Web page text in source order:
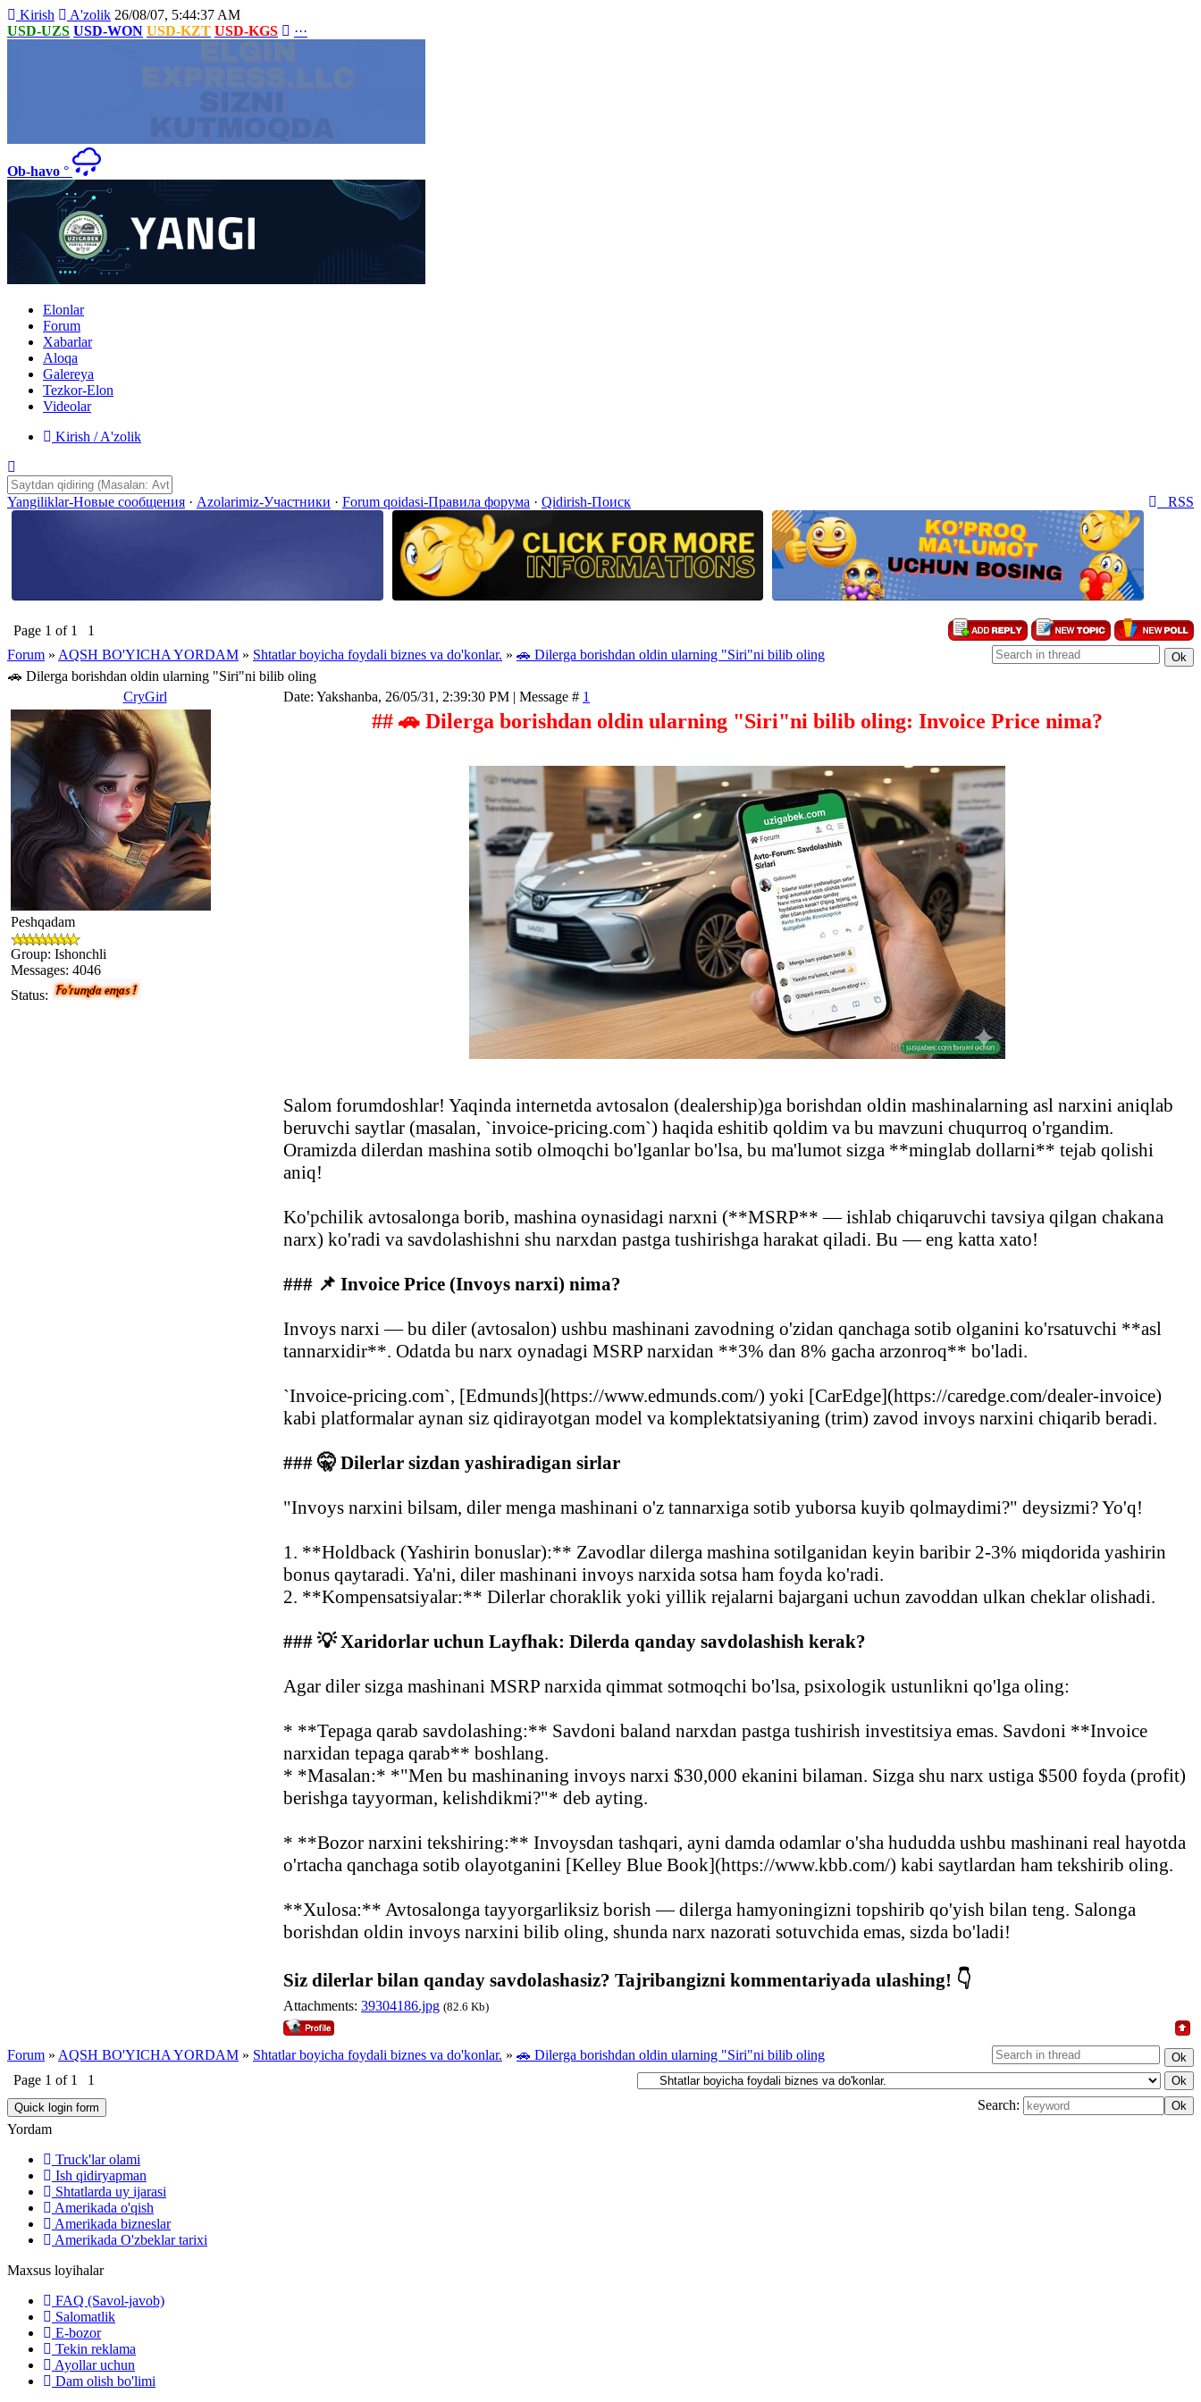
Kirish A'zolik 26/08/07, 5:44:37 AM
USD-UZS USD-WON USD-KZT USD-KGS ···
Ob-havo °
Elonlar
Forum
Xabarlar
Aloqa
Galereya
Tezkor-Elon
Videolar
Kirish / A'zolik
RSS
Yangiliklar-Новые сообщения · Azolarimiz-Участники · Forum qoidasi-Правила форума · Qidirish-Поиск
Page 1 of 1
1
Forum » AQSH BO'YICHA YORDAM » Shtatlar boyicha foydali biznes va do'konlar. » 🚗 Dilerga borishdan oldin ularning "Siri"ni bilib oling
🚗 Dilerga borishdan oldin ularning "Siri"ni bilib oling
CryGirl
Date: Yakshanba, 26/05/31, 2:39:30 PM | Message # 1
Peshqadam
Group: Ishonchli
Messages: 4046
Status:
## 🚗 Dilerga borishdan oldin ularning "Siri"ni bilib oling: Invoice Price nima?
Salom forumdoshlar! Yaqinda internetda avtosalon (dealership)ga borishdan oldin mashinalarning asl narxini aniqlab
beruvchi saytlar (masalan, `invoice-pricing.com`) haqida eshitib qoldim va bu mavzuni chuqurroq o'rgandim.
Oramizda dilerdan mashina sotib olmoqchi bo'lganlar bo'lsa, bu ma'lumot sizga **minglab dollarni** tejab qolishi
aniq!
Ko'pchilik avtosalonga borib, mashina oynasidagi narxni (**MSRP** — ishlab chiqaruvchi tavsiya qilgan chakana
narx) ko'radi va savdolashishni shu narxdan pastga tushirishga harakat qiladi. Bu — eng katta xato!
### 📌 Invoice Price (Invoys narxi) nima?
Invoys narxi — bu diler (avtosalon) ushbu mashinani zavodning o'zidan qanchaga sotib olganini ko'rsatuvchi **asl
tannarxidir**. Odatda bu narx oynadagi MSRP narxidan **3% dan 8% gacha arzonroq** bo'ladi.
`Invoice-pricing.com`, [Edmunds](https://www.edmunds.com/) yoki [CarEdge](https://caredge.com/dealer-invoice)
kabi platformalar aynan siz qidirayotgan model va komplektatsiyaning (trim) zavod invoys narxini chiqarib beradi.
### 🤫 Dilerlar sizdan yashiradigan sirlar
"Invoys narxini bilsam, diler menga mashinani o'z tannarxiga sotib yuborsa kuyib qolmaydimi?" deysizmi? Yo'q!
1. **Holdback (Yashirin bonuslar):** Zavodlar dilerga mashina sotilganidan keyin baribir 2-3% miqdorida yashirin
bonus qaytaradi. Ya'ni, diler mashinani invoys narxida sotsa ham foyda ko'radi.
2. **Kompensatsiyalar:** Dilerlar choraklik yoki yillik rejalarni bajargani uchun zavoddan ulkan cheklar olishadi.
### 💡 Xaridorlar uchun Layfhak: Dilerda qanday savdolashish kerak?
Agar diler sizga mashinani MSRP narxida qimmat sotmoqchi bo'lsa, psixologik ustunlikni qo'lga oling:
* **Tepaga qarab savdolashing:** Savdoni baland narxdan pastga tushirish investitsiya emas. Savdoni **Invoice
narxidan tepaga qarab** boshlang.
* *Masalan:* *"Men bu mashinaning invoys narxi $30,000 ekanini bilaman. Sizga shu narx ustiga $500 foyda (profit)
berishga tayyorman, kelishdikmi?"* deb ayting.
* **Bozor narxini tekshiring:** Invoysdan tashqari, ayni damda odamlar o'sha hududda ushbu mashinani real hayotda
o'rtacha qanchaga sotib olayotganini [Kelley Blue Book](https://www.kbb.com/) kabi saytlardan ham tekshirib oling.
**Xulosa:** Avtosalonga tayyorgarliksiz borish — dilerga hamyoningizni topshirib qo'yish bilan teng. Salonga
borishdan oldin invoys narxini bilib oling, shunda narx nazorati sotuvchida emas, sizda bo'ladi!
Siz dilerlar bilan qanday savdolashasiz? Tajribangizni kommentariyada ulashing! 👇
Attachments: 39304186.jpg (82.6 Kb)
Forum » AQSH BO'YICHA YORDAM » Shtatlar boyicha foydali biznes va do'konlar. » 🚗 Dilerga borishdan oldin ularning "Siri"ni bilib oling
Page 1 of 1
1
Search:
Yordam
Truck'lar olami
Ish qidiryapman
Shtatlarda uy ijarasi
Amerikada o'qish
Amerikada bizneslar
Amerikada O'zbeklar tarixi
Maxsus loyihalar
FAQ (Savol-javob)
Salomatlik
E-bozor
Tekin reklama
Ayollar uchun
Dam olish bo'limi